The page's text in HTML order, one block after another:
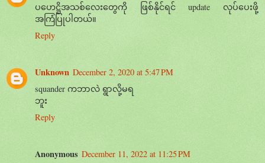
ပဟေဋ္ဌိအသစ်လေးတွေကို ဖြစ်နိုင်ရင် update လုပ်ပေးဖို့
အကြံပြုပါတယ်။
Reply
Unknown December 2, 2020 at 5:47 PM
squander ကဘာလဲ ရွာလို့မရ
ဘူး
Reply
Anonymous December 11, 2022 at 11:25 PM